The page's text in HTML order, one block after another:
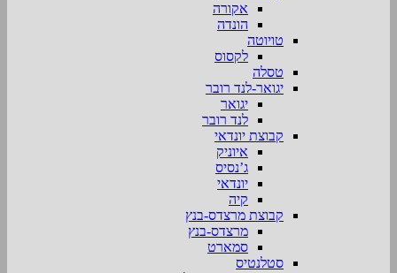
אקורה
הונדה
טויוטה
לקסוס
טסלה
יגואר-לנד רובר
יגואר
לנד רובר
קבוצת יונדאי
איוניק
ג’נסיס
יונדאי
קיה
קבוצת מרצדס-בנץ
מרצדס-בנץ
סמארט
סטלנטיס